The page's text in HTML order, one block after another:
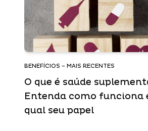
BENEFÍCIOS – MAIS RECENTES
O que é saúde
Entenda como funciona
qual seu papel